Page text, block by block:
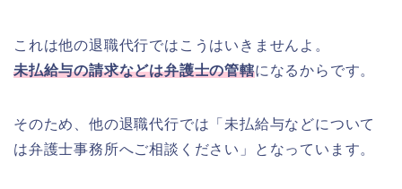
これは他の退職代行ではこうはいきませんよ。
未払給与の請求などは弁護士の管轄になるからです。
そのため、他の退職代行では「未払給与などについて
は弁護士事務所へご相談ください」となっています。